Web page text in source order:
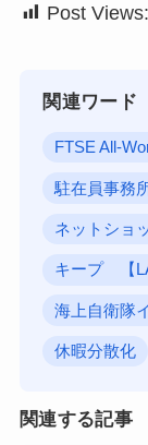
Post Views:
関連ワード
FTSE All-
駐在員事務
ネットショ
キープ 【
海上自衛隊
休暇分散化
関連する記事